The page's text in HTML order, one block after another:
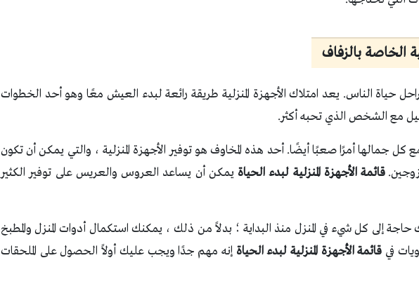
الخاصة بالزفاف
حياة الناس. يعد امتلاك الأجهزة المنزلية طريقة رائعة لبدء العيش معًا وهو أحد الخطوات
مع الشخص الذي تحبه أكثر.
جمالها أمرًا صعبًا أيضًا. أحد هذه المخاوف هو توفير الأجهزة المنزلية ، والتي يمكن أن تكون
قائمة الأجهزة المنزلية لبدء الحياة يمكن أن يساعد العروس والعريس على توفير الكثير
إلى كل شيء في المنزل منذ البداية ؛ بدلاً من ذلك ، يمكنك استكمال أدوات المنزل والمطبخ
في قائمة الأجهزة المنزلية لبدء الحياةإنه مهم جدًا ويجب عليك أولاً الحصول على الملحقات